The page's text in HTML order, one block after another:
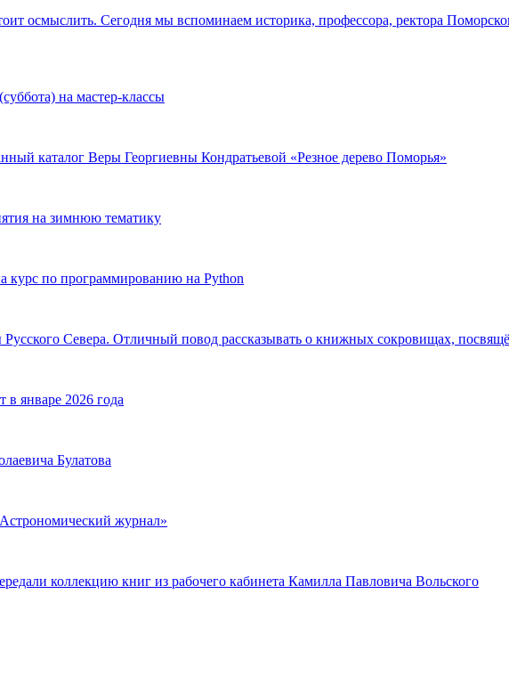
осмыслить. Сегодня мы вспоминаем историка, профессора, ректора
на мастер-классы
каталог Веры Георгиевны Кондратьевой «Резное дерево Поморья»
на зимнюю тематику
курс по программированию на Python
Севера. Отличный повод рассказывать о книжных сокровищах,
в январе 2026 года
Булатова
журнал»
коллекцию книг из рабочего кабинета Камилла Павловича Вольского